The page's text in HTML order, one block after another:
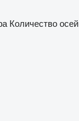
Количество осей